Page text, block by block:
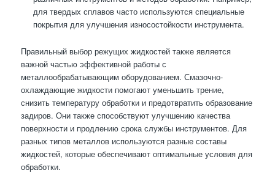
для твердых сплавов часто используются специальные
покрытия для улучшения износостойкости инструмента.
Правильный выбор режущих жидкостей также является
важной частью эффективной работы с
металлообрабатывающим оборудованием. Смазочно-
охлаждающие жидкости помогают уменьшить трение,
снизить температуру обработки и предотвратить образование
задиров. Они также способствуют улучшению качества
поверхности и продлению срока службы инструментов. Для
разных типов металлов используются разные составы
жидкостей, которые обеспечивают оптимальные условия для
обработки.